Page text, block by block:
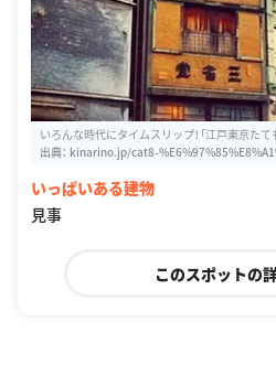
いろんな時代にタイムスリップ！「江戸東京た
出典： kinarino.jp/cat8-
いっぱいある建物
見事
このスポットの